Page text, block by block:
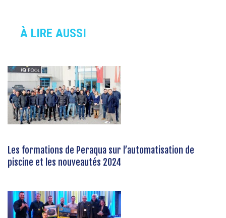
À LIRE AUSSI
Les formations de Peraqua sur l’automatisation de
piscine et les nouveautés 2024